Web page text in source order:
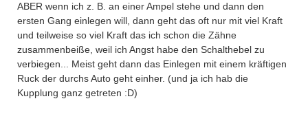
ABER wenn ich z. B. an einer Ampel stehe und dann den
ersten Gang einlegen will, dann geht das oft nur mit viel Kraft
und teilweise so viel Kraft das ich schon die Zähne
zusammenbeiße, weil ich Angst habe den Schalthebel zu
verbiegen
Meist geht dann das Einlegen mit einem kräftigen
Ruck der durchs Auto geht einher. (und ja ich hab die
Kupplung ganz getreten :D)